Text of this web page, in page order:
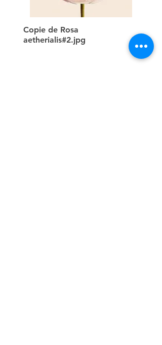
Copie de Rosa
aetherialis#2.jpg